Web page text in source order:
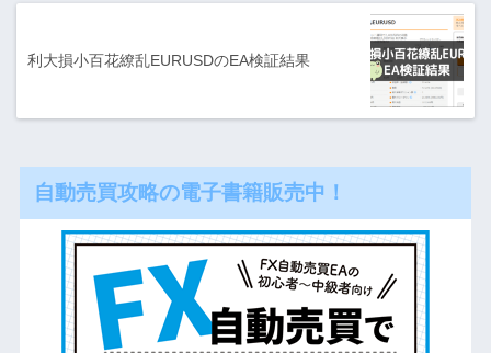
利大損小百花繚乱EURUSDのEA検証結果
自動売買攻略の電子書籍販売中！